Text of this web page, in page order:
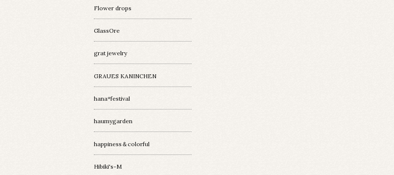
Flower drops
GlassOre
grat jewelry
GRAUES KANINCHEN
hana*festival
haumygarden
happiness＆colorful
Hibiki's-M